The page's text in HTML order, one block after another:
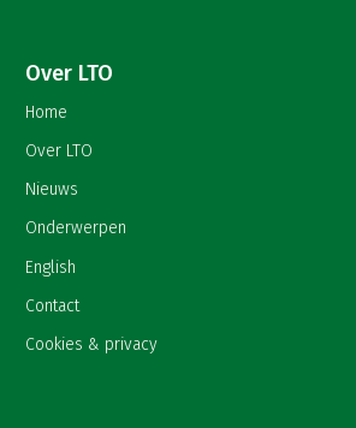
Over LTO
Home
Over LTO
Nieuws
Onderwerpen
English
Contact
Cookies & privacy